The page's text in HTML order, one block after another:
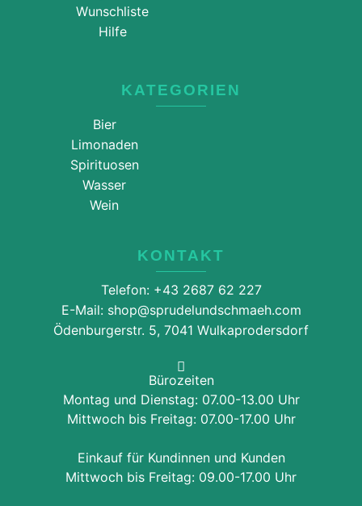
Wunschliste
Hilfe
KATEGORIEN
Bier
Limonaden
Spirituosen
Wasser
Wein
KONTAKT
Telefon: +43 2687 62 227
E-Mail: shop@sprudelundschmaeh.com
Ödenburgerstr. 5, 7041 Wulkaprodersdorf
Bürozeiten
Montag und Dienstag: 07.00-13.00 Uhr
Mittwoch bis Freitag: 07.00-17.00 Uhr
Einkauf für Kundinnen und Kunden
Mittwoch bis Freitag: 09.00-17.00 Uhr